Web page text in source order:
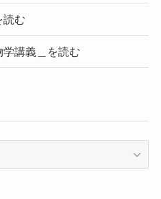
読む
講義＿を読む